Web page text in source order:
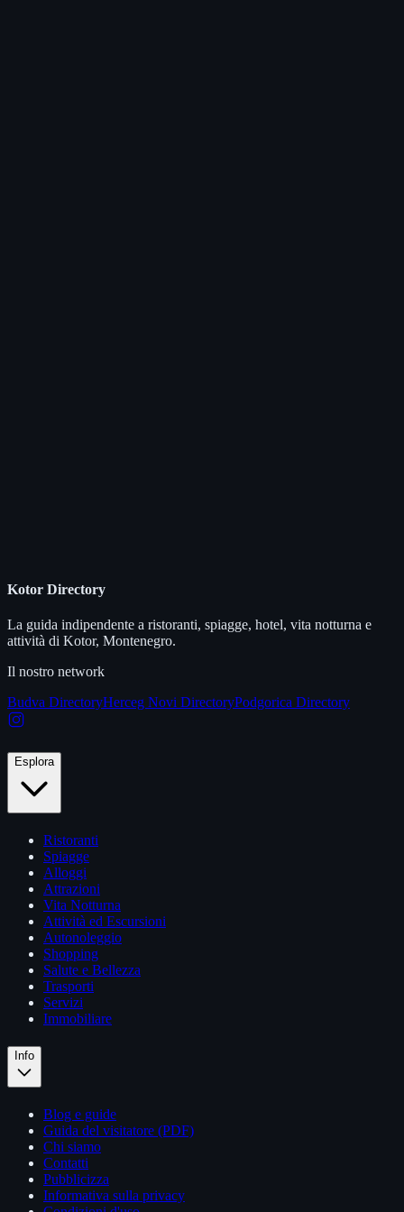
Kotor Directory
La guida indipendente a ristoranti, spiagge, hotel, vita notturna e
attività di Kotor, Montenegro.
Il nostro network
Budva DirectoryHerceg Novi DirectoryPodgorica Directory
Esplora
Ristoranti
Spiagge
Alloggi
Attrazioni
Vita Notturna
Attività ed Escursioni
Autonoleggio
Shopping
Salute e Bellezza
Trasporti
Servizi
Immobiliare
Info
Blog e guide
Guida del visitatore (PDF)
Chi siamo
Contatti
Pubblicizza
Informativa sulla privacy